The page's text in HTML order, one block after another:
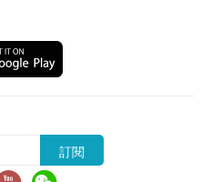
訂閱